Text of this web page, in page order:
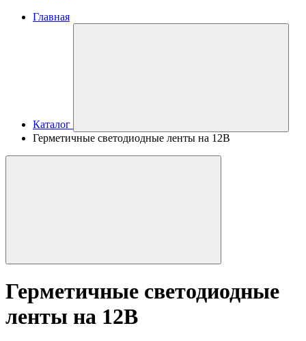
Главная
Каталог
Герметичные светодиодные ленты на 12В
Герметичные светодиодные
ленты на 12В